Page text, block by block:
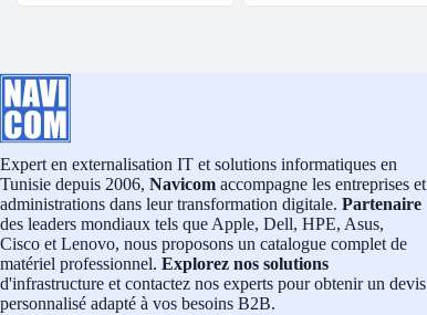
Expert en externalisation IT et solutions informatiques en
Tunisie depuis 2006, Navicom accompagne les entreprises et
administrations dans leur transformation digitale. Partenaire
des leaders mondiaux tels que Apple, Dell, HPE, Asus,
Cisco et Lenovo, nous proposons un catalogue complet de
matériel professionnel. Explorez nos solutions
d'infrastructure et contactez nos experts pour obtenir un devis
personnalisé adapté à vos besoins B2B.